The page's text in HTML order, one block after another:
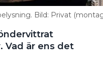
Bild: Privat
Vad är ens det